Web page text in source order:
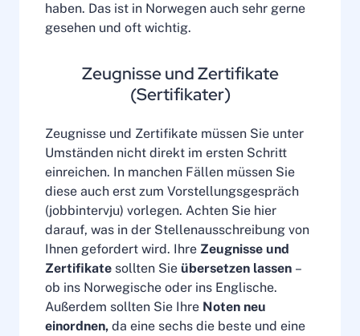
haben. Das ist in Norwegen auch sehr gerne
gesehen und oft wichtig.
Zeugnisse und Zertifikate
(Sertifikater)
Zeugnisse und Zertifikate müssen Sie unter
Umständen nicht direkt im ersten Schritt
einreichen. In manchen Fällen müssen Sie
diese auch erst zum Vorstellungsgespräch
(jobbintervju) vorlegen. Achten Sie hier
darauf, was in der Stellenausschreibung von
Ihnen gefordert wird. Ihre Zeugnisse und
Zertifikate sollten Sie übersetzen lassen –
ob ins Norwegische oder ins Englische.
Außerdem sollten Sie Ihre Noten neu
einordnen, da eine sechs die beste und eine